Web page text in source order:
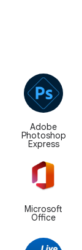
Adobe
Photoshop
Express
Microsoft
Office